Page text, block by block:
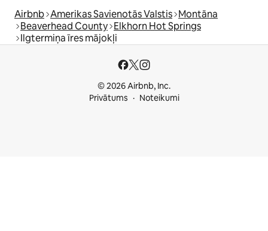
Airbnb Amerikas Savienotās Valstis Montāna
Beaverhead County Elkhorn Hot Springs
Ilgtermiņa īres mājokļi
© 2026 Airbnb, Inc.
Privātums
Noteikumi